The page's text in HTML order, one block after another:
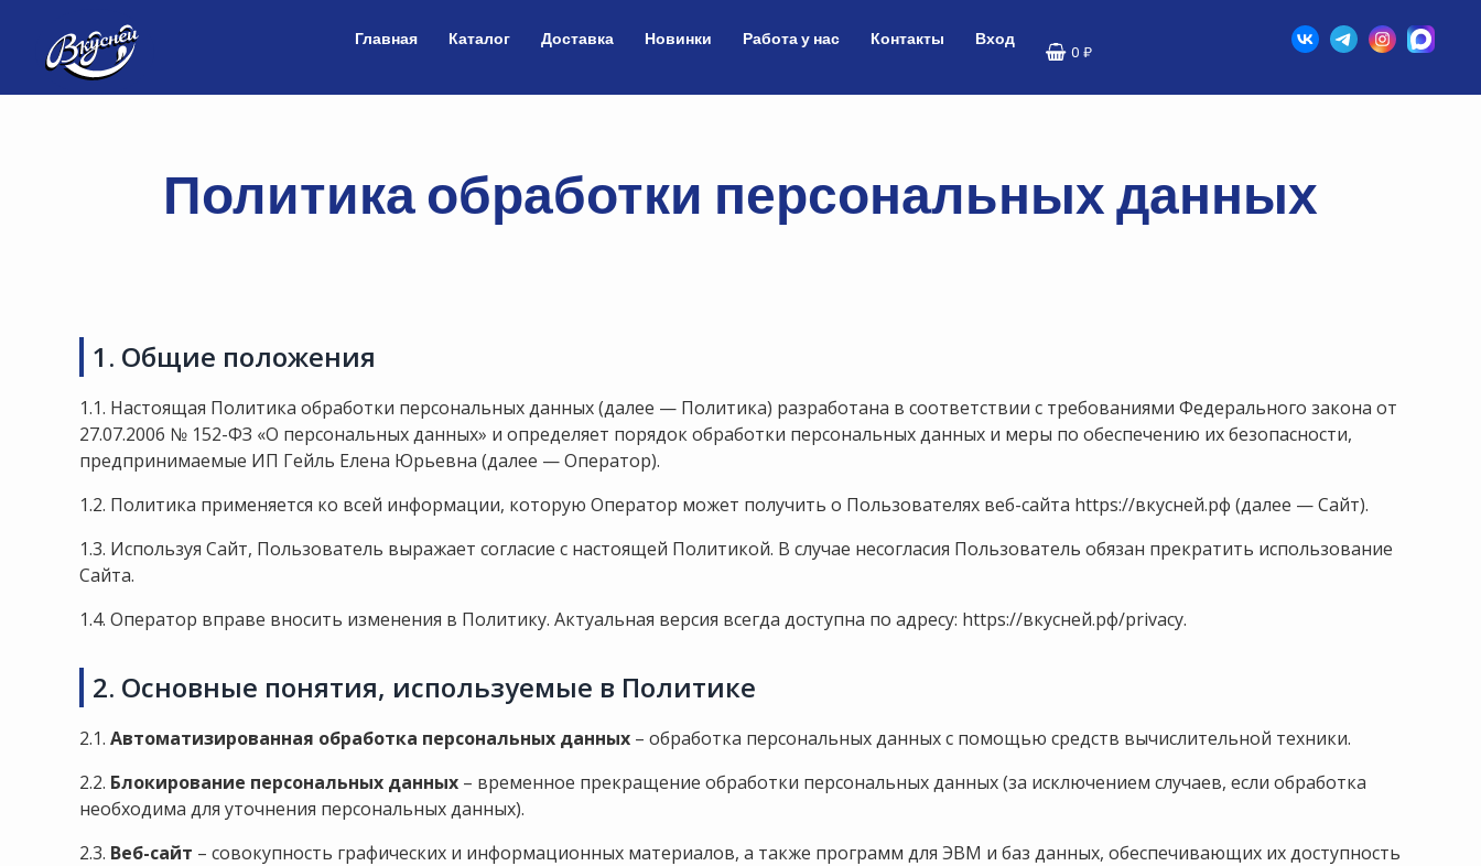
Главная Каталог Доставка Новинки Работа у нас Контакты Вход
0 ₽
Политика обработки персональных данных
1. Общие положения
1.1. Настоящая Политика обработки персональных данных (далее — Политика) разработана в соответствии с требованиями Федерального закона от
27.07.2006 № 152-ФЗ «О персональных данных» и определяет порядок обработки персональных данных и меры по обеспечению их безопасности,
предпринимаемые ИП Гейль Елена Юрьевна (далее — Оператор).
1.2. Политика применяется ко всей информации, которую Оператор может получить о Пользователях веб-сайта https://вкусней.рф (далее — Сайт).
1.3. Используя Сайт, Пользователь выражает согласие с настоящей Политикой. В случае несогласия Пользователь обязан прекратить использование
Сайта.
1.4. Оператор вправе вносить изменения в Политику. Актуальная версия всегда доступна по адресу: https://вкусней.рф/privacy.
2. Основные понятия, используемые в Политике
2.1. Автоматизированная обработка персональных данных – обработка персональных данных с помощью средств вычислительной техники.
2.2. Блокирование персональных данных – временное прекращение обработки персональных данных (за исключением случаев, если обработка
необходима для уточнения персональных данных).
2.3. Веб-сайт – совокупность графических и информационных материалов, а также программ для ЭВМ и баз данных, обеспечивающих их доступность